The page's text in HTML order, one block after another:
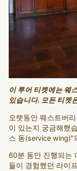
이 투어 티켓에는 웨
있습니다. 모든 티켓
오랫동안 웨스트버
이 있는지 궁금해했
스 동(service wing)"
60분 동안 진행되는
들이 경험했던 라이